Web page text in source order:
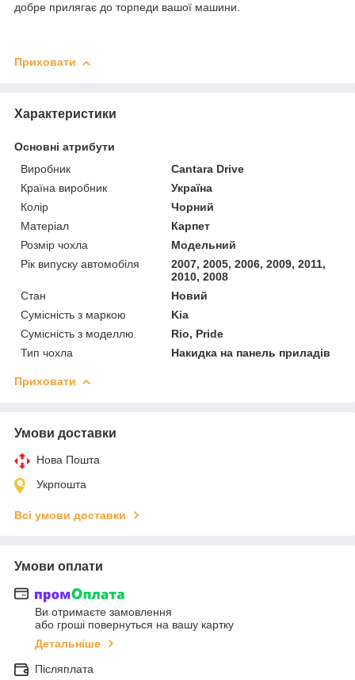
добре прилягає до торпеди вашої машини.
Приховати
Характеристики
Основні атрибути
Виробник
Cantara Drive
Країна виробник
Україна
Колір
Чорний
Матеріал
Карпет
Розмір чохла
Модельний
Рік випуску автомобіля
2007, 2005, 2006, 2009, 2011,
2010, 2008
Стан
Новий
Сумісність з маркою
Kia
Сумісність з моделлю
Rio, Pride
Тип чохла
Накидка на панель приладів
Приховати
Умови доставки
Нова Пошта
Укрпошта
Всі умови доставки
Умови оплати
Ви отримаєте замовлення
або гроші повернуться на вашу картку
Детальніше
Післяплата